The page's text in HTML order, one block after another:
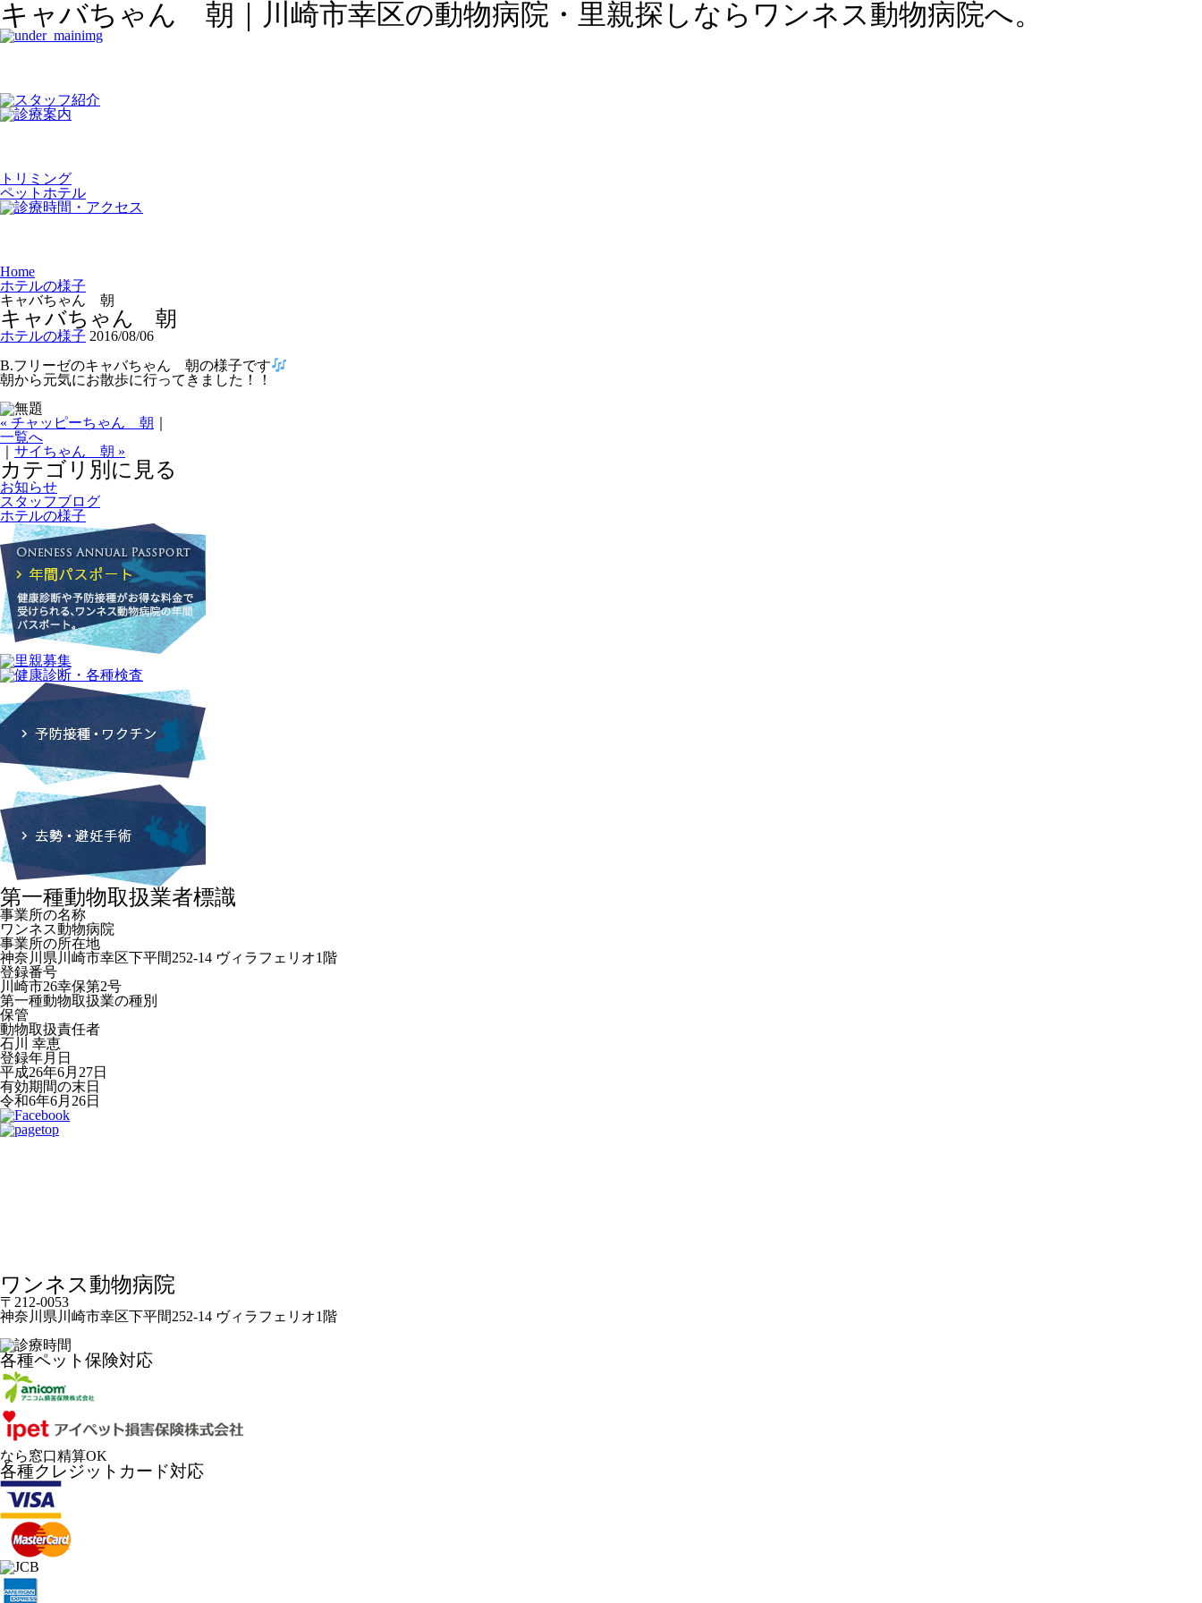
キャバちゃん 朝｜川崎市幸区の動物病院・里親探しならワンネス動物病院へ。
トリミング
ペットホテル
Home
ホテルの様子
キャバちゃん 朝
キャバちゃん 朝
ホテルの様子 2016/08/06
B.フリーゼのキャバちゃん 朝の様子です
朝から元気にお散歩に行ってきました！！
« チャッピーちゃん 朝
一覧へ
サイちゃん 朝 »
カテゴリ別に見る
お知らせ
スタッフブログ
ホテルの様子
第一種動物取扱業者標識
事業所の名称
ワンネス動物病院
事業所の所在地
神奈川県川崎市幸区下平間252-14 ヴィラフェリオ1階
登録番号
川崎市26幸保第2号
第一種動物取扱業の種別
保管
動物取扱責任者
石川 幸恵
登録年月日
平成26年6月27日
有効期間の末日
令和6年6月26日
ワンネス動物病院
〒212-0053
神奈川県川崎市幸区下平間252-14 ヴィラフェリオ1階
各種ペット保険対応
なら窓口精算OK
各種クレジットカード対応